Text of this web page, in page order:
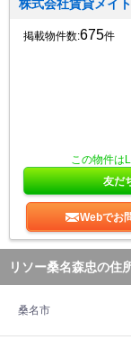
株式会社賃貸メイ
掲載物件数:675件
この物件は
友だ
Webでお
リソー桑名森忠の住
桑名市